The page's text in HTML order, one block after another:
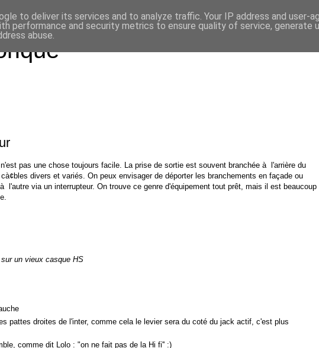
pas une chose toujours facile. La prise de sortie est souvent branchée à l'arrière du
divers et variés. On peux envisager de déporter les branchements en façade ou
l'autre via un interrupteur. On trouve ce genre d'équipement tout prêt, mais il est beaucoup
un vieux casque HS
pattes droites de l'inter, comme cela le levier sera du coté du jack actif, c'est plus
comme dit
Lolo : "on ne fait pas de la Hi fi'' :)
to deliver its services and to analyze traffic. Your IP address and user-
performance and security metrics to ensure quality of service, generate
abuse.